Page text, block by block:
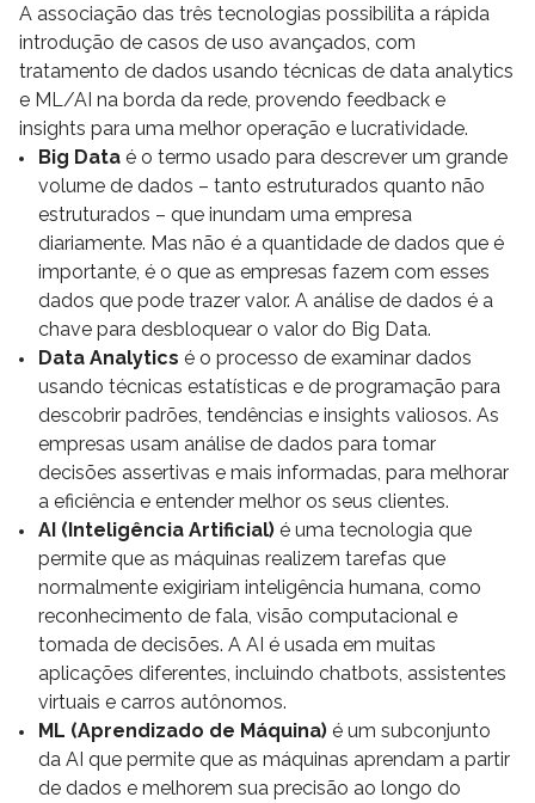
A associação das três tecnologias possibilita a rápida
introdução de casos de uso avançados, com
tratamento de dados usando técnicas de data analytics
e ML/AI na borda da rede, provendo feedback e
insights para uma melhor operação e lucratividade.
Big Data é o termo usado para descrever um grande
volume de dados – tanto estruturados quanto não
estruturados – que inundam uma empresa
diariamente. Mas não é a quantidade de dados que é
importante, é o que as empresas fazem com esses
dados que pode trazer valor. A análise de dados é a
chave para desbloquear o valor do Big Data.
Data Analytics é o processo de examinar dados
usando técnicas estatísticas e de programação para
descobrir padrões, tendências e insights valiosos. As
empresas usam análise de dados para tomar
decisões assertivas e mais informadas, para melhorar
a eficiência e entender melhor os seus clientes.
AI (Inteligência Artificial) é uma tecnologia que
permite que as máquinas realizem tarefas que
normalmente exigiriam inteligência humana, como
reconhecimento de fala, visão computacional e
tomada de decisões. A AI é usada em muitas
aplicações diferentes, incluindo chatbots, assistentes
virtuais e carros autônomos.
ML (Aprendizado de Máquina) é um subconjunto
da AI que permite que as máquinas aprendam a partir
de dados e melhorem sua precisão ao longo do